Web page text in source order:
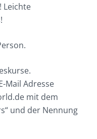
Leichte
Mail Adresse
mit dem
und der Nennung